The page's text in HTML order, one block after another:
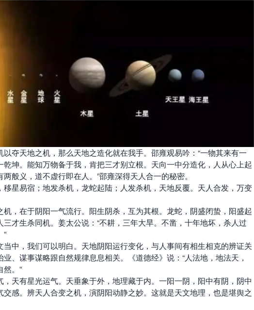
天地之机，那么天地之造化就在我手。邵雍观易吟：“一物其来有一
乾坤。能知万物备于我，肯把三才别立根。天向一中分造化，人从心上起
般义，道不虚行即在人。”邵雍深得天人合一的秘密。
星易宿；地发杀机，龙蛇起陆；人发杀机，天地反覆。天人合发，万变
，在于阴阳一气流行。阳生阴杀，互为其根。龙蛇，阴盛闭蛰，阳盛起
三才生杀同机。姜太公说：“不耕，三年大旱。不凿，十年地坏，杀人过
”
中，我们可以明白。天地阴阳运行变化，与人事间有相生相克的辨证关
业、谋事谋略跟自然规律息息相关。《道德经》说：“人法地，地法天，
然。”
天有星光运气。天垂象于外，地理藏于内。一阳一阴，阳中有阴，阴中
交感。辨天人合变之机，演阴阳动静之妙。这就是天文地理，也是堪舆之